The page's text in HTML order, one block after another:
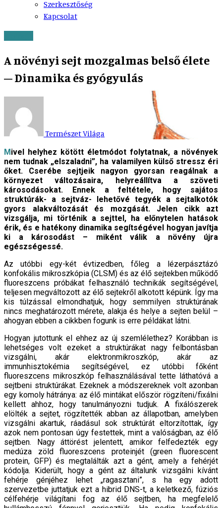
Szerkesztőség
Kapcsolat
A növényi sejt mozgalmas belső élete
– Dinamika és gyógyulás
Természet Világa
Mivel helyhez kötött életmódot folytatnak, a növények
nem tudnak „elszaladni”, ha valamilyen külső stressz éri
őket. Cserébe sejtjeik nagyon gyorsan reagálnak a
környezet változásaira, helyreállítva a szöveti
károsodásokat. Ennek a feltétele, hogy sajátos
struktúrák- a sejtváz- lehetővé tegyék a sejtalkotók
gyors alakváltozását és mozgását. Jelen cikk azt
vizsgálja, mi történik a sejttel, ha előnytelen hatások
érik, és e hatékony dinamika segítségével hogyan javítja
ki a károsodást – miként válik a növény újra
egészségessé.
Az utóbbi egy-két évtizedben, főleg a lézerpásztázó
konfokális mikroszkópia (CLSM) és az élő sejtekben működő
fluoreszcens próbákat felhasználó technikák segítségével,
teljesen megváltozott az élő sejtekről alkotott képünk. Így ma
kis túlzással elmondhatjuk, hogy semmilyen struktúrának
nincs meghatározott mérete, alakja és helye a sejten belül –
ahogyan ebben a cikkben fogunk is erre példákat látni.
Hogyan jutottunk el ehhez az új szemlélethez? Korábban is
lehetséges volt ezeket a struktúrákat nagy felbontásban
vizsgálni, akár elektronmikroszkóp, akár az
immunhisztokémia segítségével, ez utóbbi főként
fluoreszcens mikroszkóp felhasználásával tette láthatóvá a
sejtbeni struktúrákat. Ezeknek a módszereknek volt azonban
egy komoly hátránya: az élő mintákat először rögzíteni/fixálni
kellett ahhoz, hogy tanulmányozni tudjuk. A fixálószerek
elölték a sejtet, rögzítették abban az állapotban, amelyben
vizsgálni akartuk, ráadásul sok struktúrát eltorzítottak, így
azok nem pontosan úgy festettek, mint a valóságban, az élő
sejtben. Nagy áttörést jelentett, amikor felfedezték egy
medúza zöld fluoreszcens proteinjét (green fluorescent
protein, GFP) és megtalálták azt a gént, amely a fehérjét
kódolja. Kiderült, hogy a gént az általunk vizsgálni kívánt
fehérje génjéhez lehet „ragasztani”, s ha egy adott
szervezetbe juttatjuk ezt a hibrid DNS-t, a keletkező, fúziós
célfehérje világítani fog az élő sejtben, ha megfelelő